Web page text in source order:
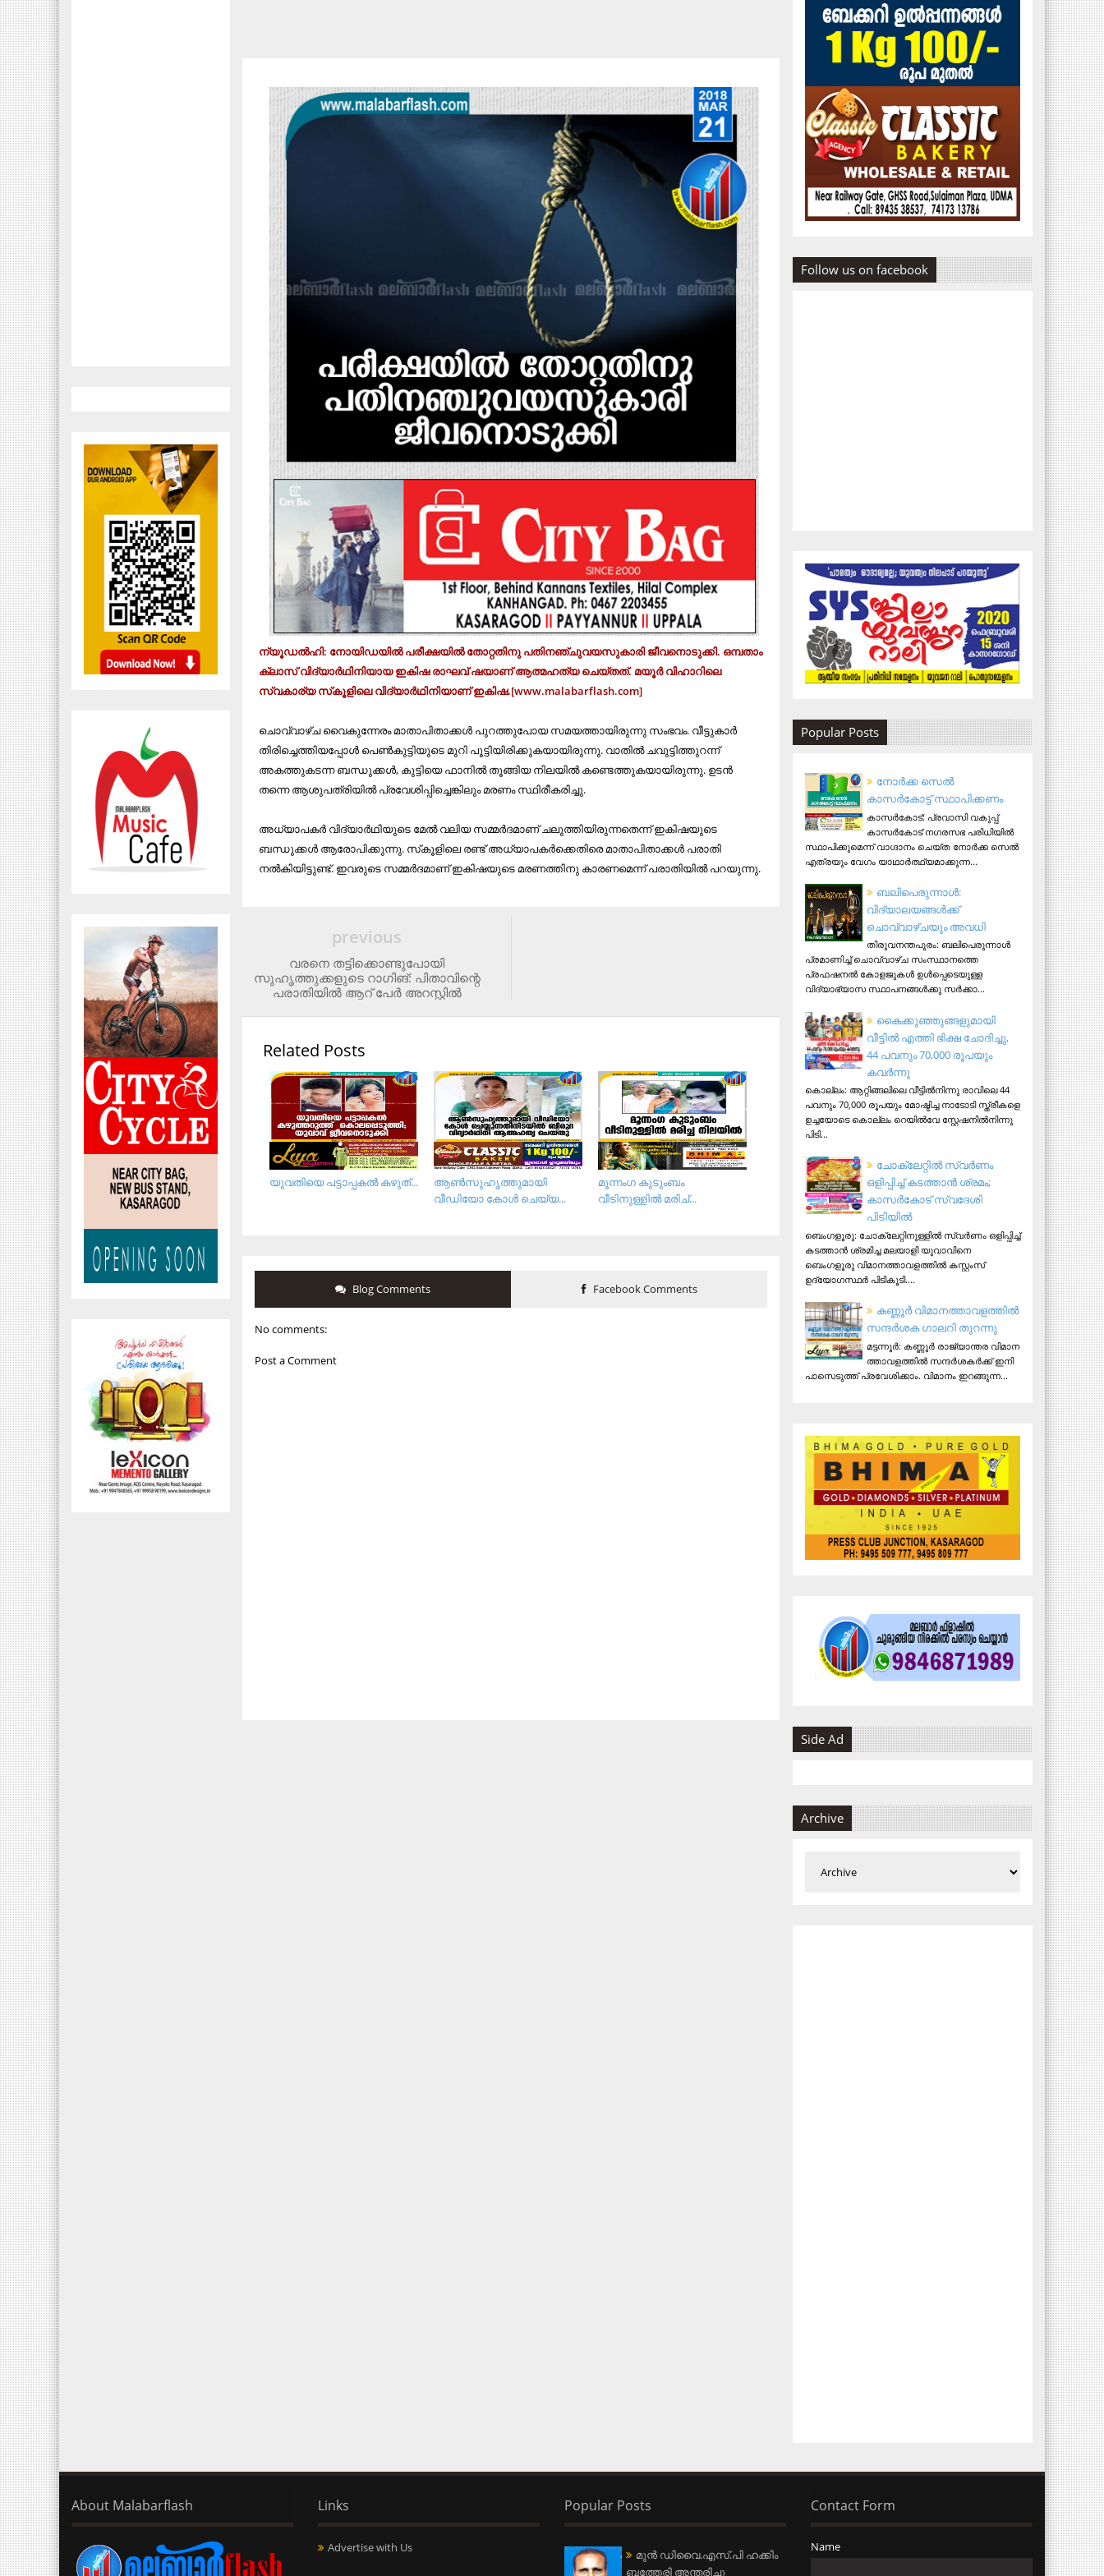
ന്യൂഡല്‍ഹി: നോയിഡയില്‍ പരീക്ഷയില്‍ തോറ്റതിനു പതിനഞ്ചുവയസുകാരി ജീവനൊടുക്കി. ഒമ്പതാം
ക്ലാസ് വിദ്യാര്‍ഥിനിയായ ഇകിഷ രാഘവ് ഷയാണ് ആത്മഹത്യ ചെയ്തത്. മയൂര്‍ വിഹാറിലെ
സ്വകാര്യ സ്‌കൂളിലെ വിദ്യാര്‍ഥിനിയാണ് ഇകിഷ.[www.malabarflash.com]
ചൊവ്വാഴ്ച വൈകുന്നേരം മാതാപിതാക്കള്‍ പുറത്തുപോയ സമയത്തായിരുന്നു സംഭവം. വീട്ടുകാര്‍
തിരിച്ചെത്തിയപ്പോള്‍ പെണ്‍കുട്ടിയുടെ മുറി പൂട്ടിയിരിക്കുകയായിരുന്നു. വാതില്‍ ചവുട്ടിത്തുറന്ന്
അകത്തുകടന്ന ബന്ധുക്കള്‍, കുട്ടിയെ ഫാനില്‍ തൂങ്ങിയ നിലയില്‍ കണ്ടെത്തുകയായിരുന്നു. ഉടന്‍
തന്നെ ആശുപത്രിയില്‍ പ്രവേശിപ്പിച്ചെങ്കിലും മരണം സ്ഥിരീകരിച്ചു.
അധ്യാപകര്‍ വിദ്യാര്‍ഥിയുടെ മേല്‍ വലിയ സമ്മര്‍ദമാണ് ചലുത്തിയിരുന്നതെന്ന് ഇകിഷയുടെ
ബന്ധുക്കള്‍ ആരോപിക്കുന്നു. സ്‌കൂളിലെ രണ്ട് അധ്യാപകര്‍ക്കെതിരെ മാതാപിതാക്കള്‍ പരാതി
നല്‍കിയിട്ടുണ്ട്. ഇവരുടെ സമ്മര്‍ദമാണ് ഇകിഷയുടെ മരണത്തിനു കാരണമെന്ന് പരാതിയില്‍ പറയുന്നു.
previous
വരനെ തട്ടിക്കൊണ്ടുപോയി
സുഹൃത്തുക്കളുടെ റാഗിങ്: പിതാവിന്റെ
പരാതിയിൽ ആറ് പേര്‍ അറസ്റ്റില്‍
Related Posts
മൂന്നംഗ കുടുംബം
വീടിനുള്ളില്‍ മരിച്...
ആണ്‍സുഹൃത്തുമായി
വീഡിയോ കോള്‍ ചെയ്യ...
യു​വ​തി​യെ പ​ട്ടാ​പ്പ​ക​ല്‍ ക​ഴു​ത്...
Blog Comments Facebook Comments
No comments:
Post a Comment
Follow us on facebook
Popular Posts
നോര്‍ക്ക സെല്‍
കാസര്‍കോട്ട് സ്ഥാപിക്കണം
കാസര്‍കോട്: പ്രവാസി വകുപ്പ്
കാസര്‍കോട് നഗരസഭ പരിധിയില്‍
സ്ഥാപിക്കുമെന്ന് വാഗ്ദാനം ചെയ്ത നോര്‍ക്ക സെല്‍
എത്രയും വേഗം യാഥാര്‍ത്ഥ്യമാക്കുന്ന...
ബലിപെരുന്നാള്‍:
വിദ്യാലയങ്ങള്‍ക്ക്
ചൊവ്വാഴ്ചയും അവധി
തിരുവനന്തപുരം: ബലിപെരുന്നാള്‍
പ്രമാണിച്ച് ചൊവ്വാഴ്ച സംസ്ഥാനത്തെ
പ്രഫഷനല്‍ കോളജുകള്‍ ഉള്‍പ്പെടെയുള്ള
വിദ്യാഭ്യാസ സ്ഥാപനങ്ങള്‍ക്കു സര്‍ക്കാ...
കൈക്കുഞ്ഞുങ്ങളുമായി
വീട്ടിൽ എത്തി ഭിക്ഷ ചോദിച്ചു,
44 പവനും 70,000 രൂപയും
കവർന്നു
കൊല്ലം: ആറ്റിങ്ങലിലെ വീട്ടിൽനിന്നു രാവിലെ 44
പവനും 70,000 രൂപയും മോഷ്ടിച്ച നാടോടി സ്ത്രീകളെ
ഉച്ചയോടെ കൊല്ലം റെയിൽവേ സ്റ്റേഷനിൽനിന്നു
പിടി...
ചോക്ലേറ്റിൽ സ്വർണം
ഒളിപ്പിച്ച് കടത്താൻ ശ്രമം;
കാസർകോട് സ്വദേശി
പിടിയില്‍
ബെംഗളൂരു: ചോക്ലേറ്റിനുള്ളിൽ സ്വർണം ഒളിപ്പിച്ച്
കടത്താൻ ശ്രമിച്ച മലയാളി യുവാവിനെ
ബെംഗളൂരു വിമാനത്താവളത്തിൽ കസ്റ്റംസ്
ഉദ്യോഗസ്ഥർ പിടികൂടി....
ക​ണ്ണൂ​ർ വി​മാ​ന​ത്താ​വ​ള​ത്തി​ൽ
സ​ന്ദ​ർ​ശ​ക ഗാ​ല​റി തു​റ​ന്നു
മ​ട്ട​ന്നൂ​ർ: ക​ണ്ണൂ​ർ രാ​ജ്യാ​ന്ത​ര വി​മാ​ന​
ത്താ​വ​ള​ത്തി​ൽ സ​ന്ദ​ർ​ശ​ക​ർ​ക്ക് ഇ​നി
പാ​സെ​ടു​ത്ത് പ്ര​വേ​ശി​ക്കാം. വി​മാ​നം ഇ​റ​ങ്ങു​ന്ന...
Side Ad
Archive
About Malabarflash Links
Advertise with Us
Popular Posts
മുന്‍ ഡിവൈ.എസ്.പി ഹക്കിം
ബത്തേരി അന്തരിച്ചു
Contact Form
Name